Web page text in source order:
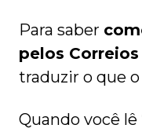
Para saber
pelos Correios
traduzir o que
Quando você